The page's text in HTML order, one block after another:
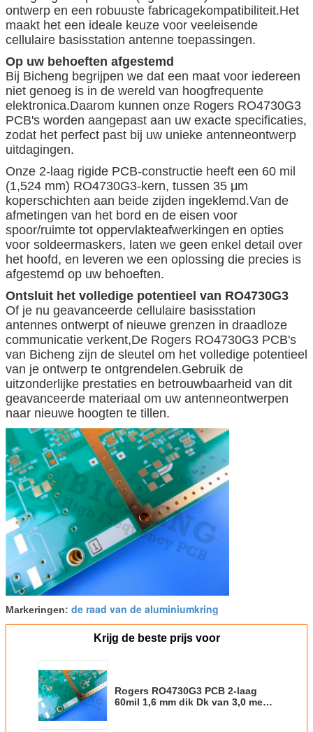
ontwerp en een robuuste fabricagekompatibiliteit.Het
maakt het een ideale keuze voor veeleisende
cellulaire basisstation antenne toepassingen.
Op uw behoeften afgestemd
Bij Bicheng begrijpen we dat een maat voor iedereen
niet genoeg is in de wereld van hoogfrequente
elektronica.Daarom kunnen onze Rogers RO4730G3
PCB's worden aangepast aan uw exacte specificaties,
zodat het perfect past bij uw unieke antenneontwerp
uitdagingen.
Onze 2-laag rigide PCB-constructie heeft een 60 mil
(1,524 mm) RO4730G3-kern, tussen 35 μm
koperschichten aan beide zijden ingeklemd.Van de
afmetingen van het bord en de eisen voor
spoor/ruimte tot oppervlakteafwerkingen en opties
voor soldeermaskers, laten we geen enkel detail over
het hoofd, en leveren we een oplossing die precies is
afgestemd op uw behoeften.
Ontsluit het volledige potentieel van RO4730G3
Of je nu geavanceerde cellulaire basisstation
antennes ontwerpt of nieuwe grenzen in draadloze
communicatie verkent,De Rogers RO4730G3 PCB's
van Bicheng zijn de sleutel om het volledige potentieel
van je ontwerp te ontgrendelen.Gebruik de
uitzonderlijke prestaties en betrouwbaarheid van dit
geavanceerde materiaal om uw antenneontwerpen
naar nieuwe hoogten te tillen.
Markeringen: de raad van de aluminiumkring
Krijg de beste prijs voor
Rogers RO4730G3 PCB 2-laag
60mil 1,6 mm dik Dk van 3,0 met